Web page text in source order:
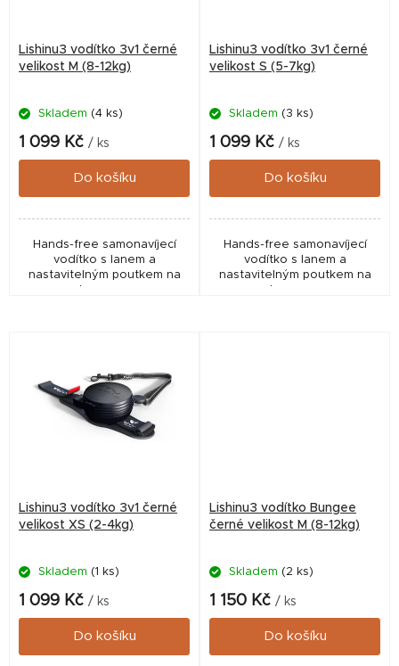
o
Lishinu3 vodítko 3v1 černé
velikost M (8-12kg)
Skladem (4 ks)
1 099 Kč / ks
Do košíku
Hands-free samonavíjecí
vodítko s lanem a
nastavitelným poutkem na
ruku pro psy.
Lishinu3 vodítko 3v1 černé
velikost S (5-7kg)
Skladem (3 ks)
1 099 Kč / ks
Do košíku
Hands-free samonavíjecí
vodítko s lanem a
nastavitelným poutkem na
ruku pro psy.
Lishinu3 vodítko 3v1 černé
velikost XS (2-4kg)
Skladem (1 ks)
1 099 Kč / ks
Do košíku
Lishinu3 vodítko Bungee
černé velikost M (8-12kg)
Skladem (2 ks)
1 150 Kč / ks
Do košíku